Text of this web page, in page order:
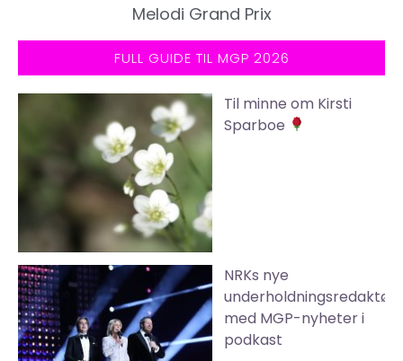
Melodi Grand Prix
FULL GUIDE TIL MGP 2026
Til minne om Kirsti
Sparboe
NRKs nye
underholdningsredaktør
med MGP-nyheter i
podkast